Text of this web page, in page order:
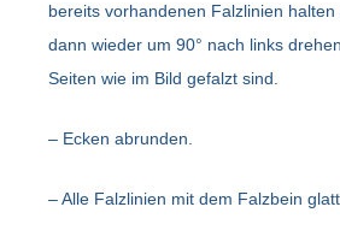
bereits vorhandenen Falzlinien
dann wieder um 90° nach links
Seiten wie im Bild gefalzt sind.
– Ecken abrunden.
– Alle Falzlinien mit dem Falzbein